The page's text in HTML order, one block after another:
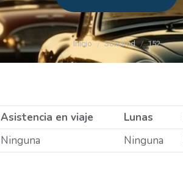
Estás aquí:
Inicio Solicitud 152
Asistencia en viaje Lunas
Ninguna Ninguna